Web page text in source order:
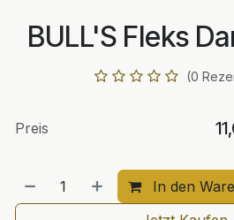
BULL'S Fleks
(0
In den
Preis